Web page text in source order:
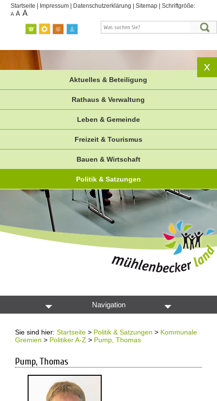
Startseite Impressum Datenschutzerklärung |Sitemap |Schriftgröße:
Aktuelles & Beteiligung
Rathaus & Verwaltung
Leben & Gemeinde
Freizeit & Tourismus
Bauen & Wirtschaft
Politik & Satzungen
Navigation
Sie sind hier:Startseite > Politik & Satzungen > Kommunale
Gremien > Politiker A-Z > Pump, Thomas
Pump, Thomas